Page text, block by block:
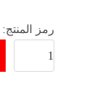
رمز المنتج:
كمية
Semi-